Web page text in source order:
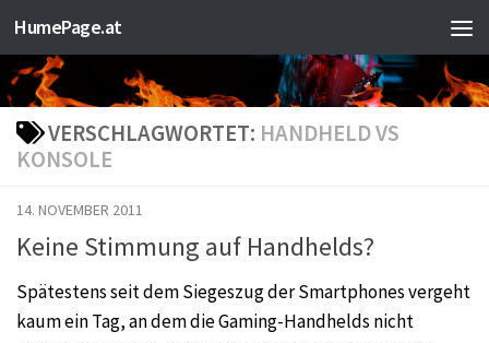
Zum Inhalt springen
HumePage.at
VERSCHLAGWORTET: HANDHELD VS
KONSOLE
14. NOVEMBER 2011
Keine Stimmung auf Handhelds?
Spätestens seit dem Siegeszug der Smartphones vergeht
kaum ein Tag, an dem die Gaming-Handhelds nicht